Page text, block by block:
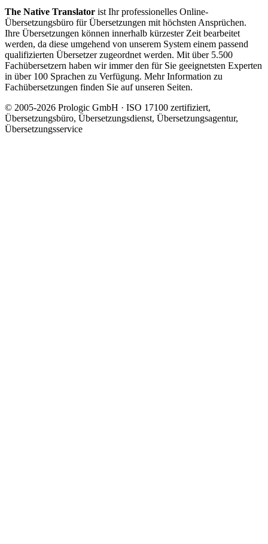
The Native Translator ist Ihr professionelles Online-
Übersetzungsbüro für Übersetzungen mit höchsten Ansprüchen.
Ihre Übersetzungen können innerhalb kürzester Zeit bearbeitet
werden, da diese umgehend von unserem System einem passend
qualifizierten Übersetzer zugeordnet werden. Mit über 5.500
Fachübersetzern haben wir immer den für Sie geeignetsten Experten
in über 100 Sprachen zu Verfügung. Mehr Information zu
Fachübersetzungen finden Sie auf unseren Seiten.
© 2005-2026 Prologic GmbH · ISO 17100 zertifiziert,
Übersetzungsbüro, Übersetzungsdienst, Übersetzungsagentur,
Übersetzungsservice